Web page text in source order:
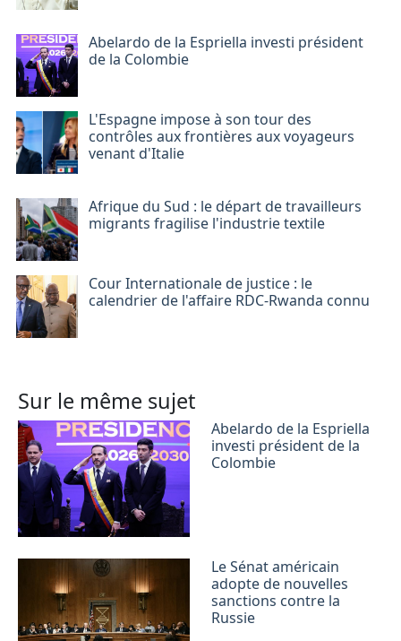
Abelardo de la Espriella investi président
de la Colombie
L'Espagne impose à son tour des
contrôles aux frontières aux voyageurs
venant d'Italie
Afrique du Sud : le départ de travailleurs
migrants fragilise l'industrie textile
Cour Internationale de justice : le
calendrier de l'affaire RDC-Rwanda connu
Sur le même sujet
Abelardo de la Espriella
investi président de la
Colombie
Le Sénat américain
adopte de nouvelles
sanctions contre la
Russie